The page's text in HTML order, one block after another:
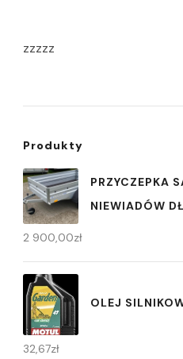
zzzzz
Produkty
PRZYCZEPKA
NIEWIADÓW
2 900,00zł
OLEJ
32,67zł